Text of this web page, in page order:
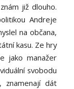
již dlouho.
Andreje
na občana,
kasu. Ze hry
jako manažer
svobodu
znamenají dát